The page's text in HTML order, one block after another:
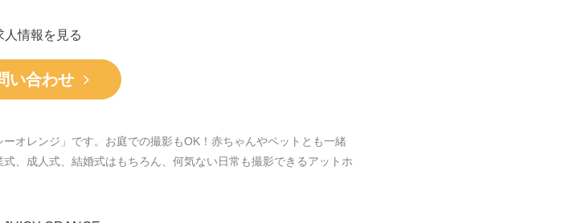
人情報を見る
い合わせ
オレンジ」です。お庭での撮影もOK！赤ちゃんやペットとも一緒
、成人式、結婚式はもちろん、何気ない日常も撮影できるアットホ